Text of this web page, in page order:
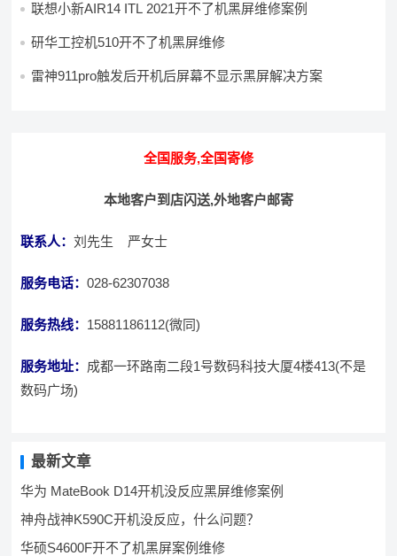
联想小新AIR14 ITL 2021开不了机黑屏维修案例
研华工控机510开不了机黑屏维修
雷神911pro触发后开机后屏幕不显示黑屏解决方案
全国服务,全国寄修
本地客户到店闪送,外地客户邮寄
联系人：刘先生 严女士
服务电话：028-62307038
服务热线： 15881186112(微同)
服务地址： 成都一环路南二段1号数码科技大厦4楼413(不是
数码广场)
最新文章
华为 MateBook D14开机没反应黑屏维修案例
神舟战神K590C开机没反应，什么问题？
华硕S4600F开不了机黑屏案例维修